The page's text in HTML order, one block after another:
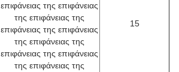
επιφάνειας της επιφάνειας
της επιφάνειας της
επιφάνειας της επιφάνειας
της επιφάνειας της
επιφάνειας της επιφάνειας
της επιφάνειας της
15